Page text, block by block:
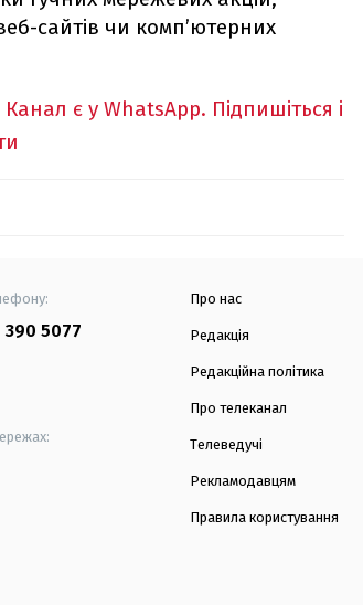
сайтів чи комп’ютерних
Канал є у WhatsApp. Підпишіться і
390 5077
Про нас
Редакція
Редакційна політика
Про телеканал
Телеведучі
Рекламодавцям
Правила користування